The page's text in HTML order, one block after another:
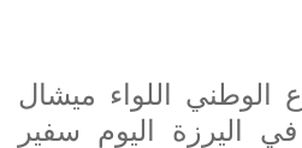
الوطني اللواء ميشال
اليرزة اليوم سفير